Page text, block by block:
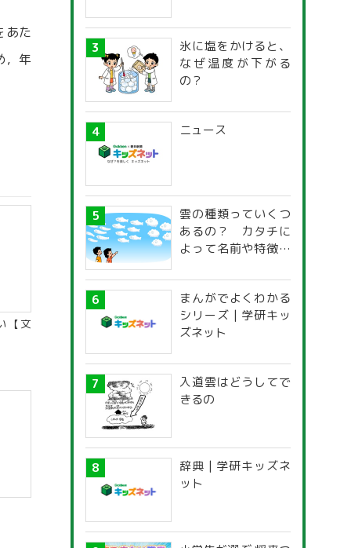
あた
，年
【文
氷に塩をかけると、
なぜ温度が下がる
の？
ニュース
雲の種類っていくつ
あるの？ カタチに
よって名前や特徴が
まんがでよくわかる
シリーズ | 学研キッ
ズネット
入道雲はどうしてで
きるの
辞典 | 学研キッズネ
ット